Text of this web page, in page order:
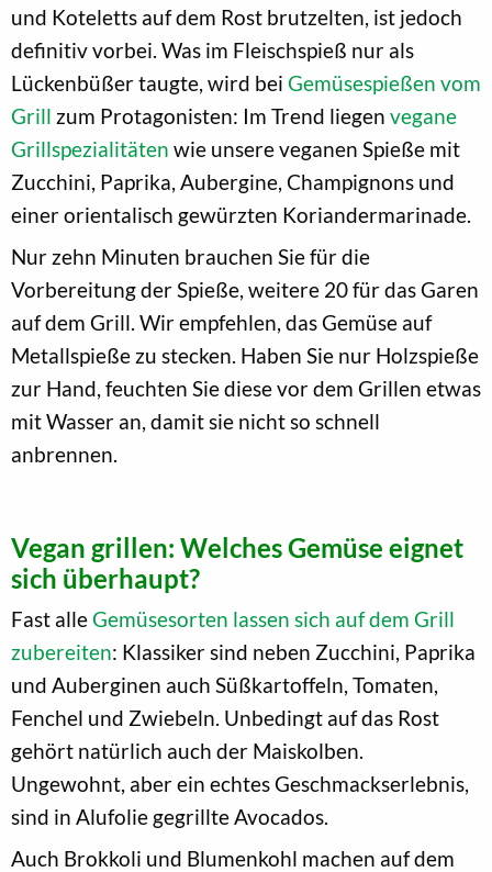
und Koteletts auf dem Rost brutzelten, ist jedoch
definitiv vorbei. Was im Fleischspieß nur als
Lückenbüßer taugte, wird bei Gemüsespießen vom
Grill zum Protagonisten: Im Trend liegen vegane
Grillspezialitäten wie unsere veganen Spieße mit
Zucchini, Paprika, Aubergine, Champignons und
einer orientalisch gewürzten Koriandermarinade.
Nur zehn Minuten brauchen Sie für die
Vorbereitung der Spieße, weitere 20 für das Garen
auf dem Grill. Wir empfehlen, das Gemüse auf
Metallspieße zu stecken. Haben Sie nur Holzspieße
zur Hand, feuchten Sie diese vor dem Grillen etwas
mit Wasser an, damit sie nicht so schnell
anbrennen.
Vegan grillen: Welches Gemüse eignet
sich überhaupt?
Fast alleGemüsesorten lassen sich auf dem Grill
zubereiten: Klassiker sind neben Zucchini, Paprika
und Auberginen auch Süßkartoffeln, Tomaten,
Fenchel und Zwiebeln. Unbedingt auf das Rost
gehört natürlich auch der Maiskolben.
Ungewohnt, aber ein echtes Geschmackserlebnis,
sind in Alufolie gegrillte Avocados.
Auch Brokkoli und Blumenkohl machen auf dem